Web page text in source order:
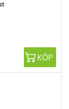
KÖP